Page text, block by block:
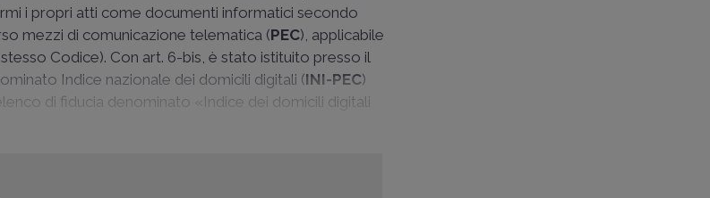
i propri atti come documenti informatici secondo
mezzi di comunicazione telematica (PEC), applicabile
Codice). Con art. 6-bis, è stato istituito presso il
Indice nazionale dei domicili digitali (INI-PEC)
di fiducia denominato «Indice dei domicili digitali